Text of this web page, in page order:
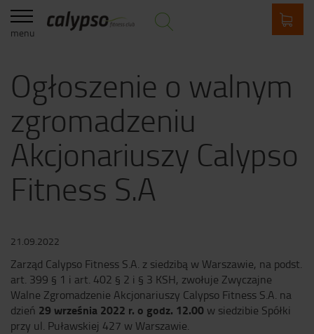
menu
Ogłoszenie o walnym
zgromadzeniu
Akcjonariuszy Calypso
Fitness S.A
21.09.2022
Zarząd Calypso Fitness S.A. z siedzibą w Warszawie, na podst.
art. 399 § 1 i art. 402 § 2 i § 3 KSH, zwołuje Zwyczajne
Walne Zgromadzenie Akcjonariuszy Calypso Fitness S.A. na
dzień 29 września 2022 r. o godz. 12.00 w siedzibie Spółki
przy ul. Puławskiej 427 w Warszawie.